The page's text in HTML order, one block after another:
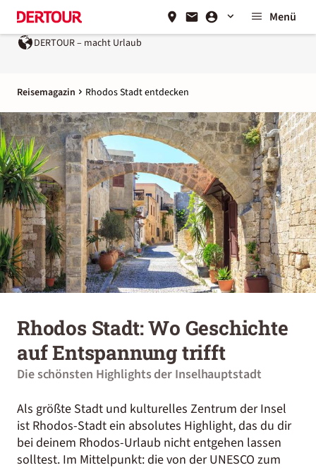
Menü
DERTOUR – macht Urlaub
Reisemagazin Rhodos Stadt entdecken
Rhodos Stadt: Wo Geschichte
auf Entspannung trifft
Die schönsten Highlights der Inselhauptstadt
Als größte Stadt und kulturelles Zentrum der Insel
ist Rhodos-Stadt ein absolutes Highlight, das du dir
bei deinem Rhodos-Urlaub nicht entgehen lassen
solltest. Im Mittelpunkt: die von der UNESCO zum